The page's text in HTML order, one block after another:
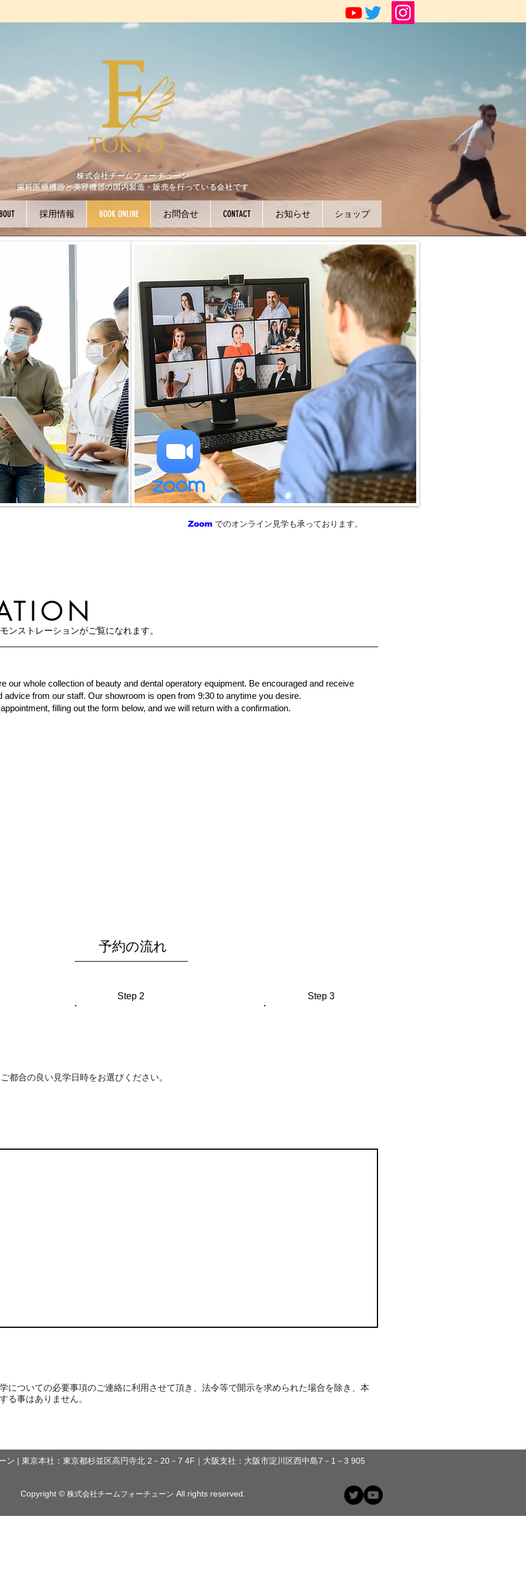
株式会社チームフォーチューン
歯科医療機器と美容機器の国内製造・販売を行っている会社です
採用情報 BOOK ONLINE お問合せ CONTACT お知らせ ショップ
Zoomでのオンライン見学も承っております。
ンストレーションがご覧になれます。
our whole collection of beauty and dental operatory equipment. Be encouraged and receive
advice from our staff. Our showroom is open from 9:30 to anytime you desire.
filling out the form below, and we will return with a confirmation.
予約の流れ
Step 2 Step 3
都合の良い見学日時をお選びください。
についての必要事項のご連絡に利用させて頂き、法令等で開示を求められた場合を除き、本
る事はありません。
ン | 東京本社：東京都杉並区高円寺北 2－20－7 4F｜大阪支社：大阪市淀川区西中島7－1－3 905
Copyright ©株式会社チームフォーチューン All rights reserved.